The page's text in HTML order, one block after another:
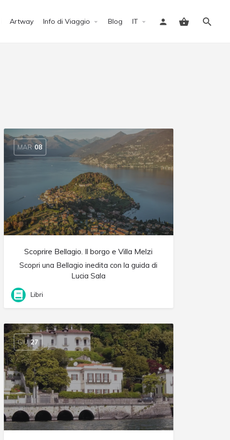
Artway Info di Viaggio Blog IT
Accedi
MAR 08
Scoprire Bellagio. Il borgo e Villa Melzi
Scopri una Bellagio inedita con la guida di
Lucia Sala
Libri
GIU 27